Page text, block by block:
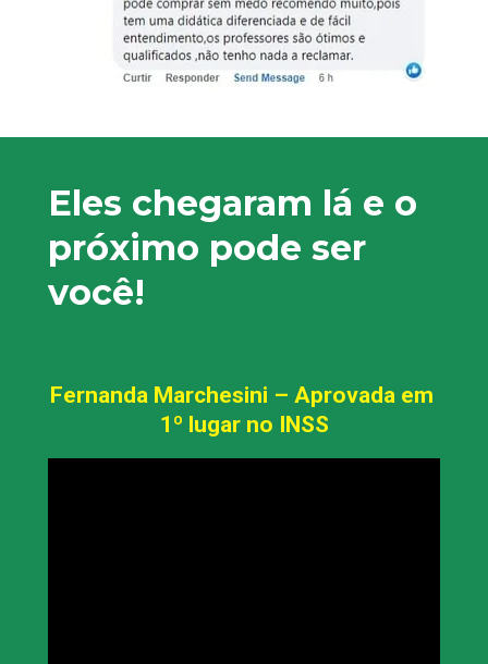
Eles chegaram lá e o
próximo pode ser
você!
Fernanda Marchesini – Aprovada em
1º lugar no INSS